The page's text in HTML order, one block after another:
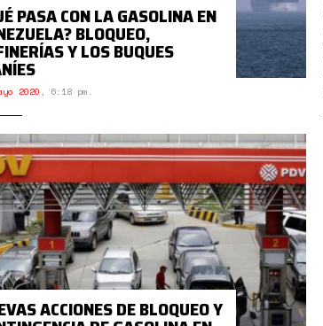
PASA CON LA GASOLINA EN
BLOQUEO,
Y LOS BUQUES
2020, 6:18 pm.
ACCIONES DE BLOQUEO Y